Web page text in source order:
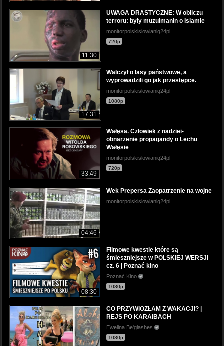
11:30
UWAGA DRASTYCZNE: W obliczu
terroru: były muzułmanin o Islamie
monitorpolskislowianiq24pl
720p
17:31
Walczył o lasy państwowe, a
wyprowadzili go jak przestępce.
monitorpolskislowianiq24pl
1080p
33:49
Wałęsa. Człowiek z nadziei-
obnarzenie propagandy o Lechu
Wałęsie
monitorpolskislowianiq24pl
720p
04:46
Wek Prepersa Zaopatrzenie na wojne
monitorpolskislowianiq24pl
08:30
Filmowe kwestie które są
śmieszniejsze w POLSKIEJ WERSJI
cz. 6 | Poznać kino
Poznać Kino
1080p
CO PRZYWIOZŁAM Z WAKACJI? |
REJS PO KARAIBACH
Ewelina Be'glashes
1080p